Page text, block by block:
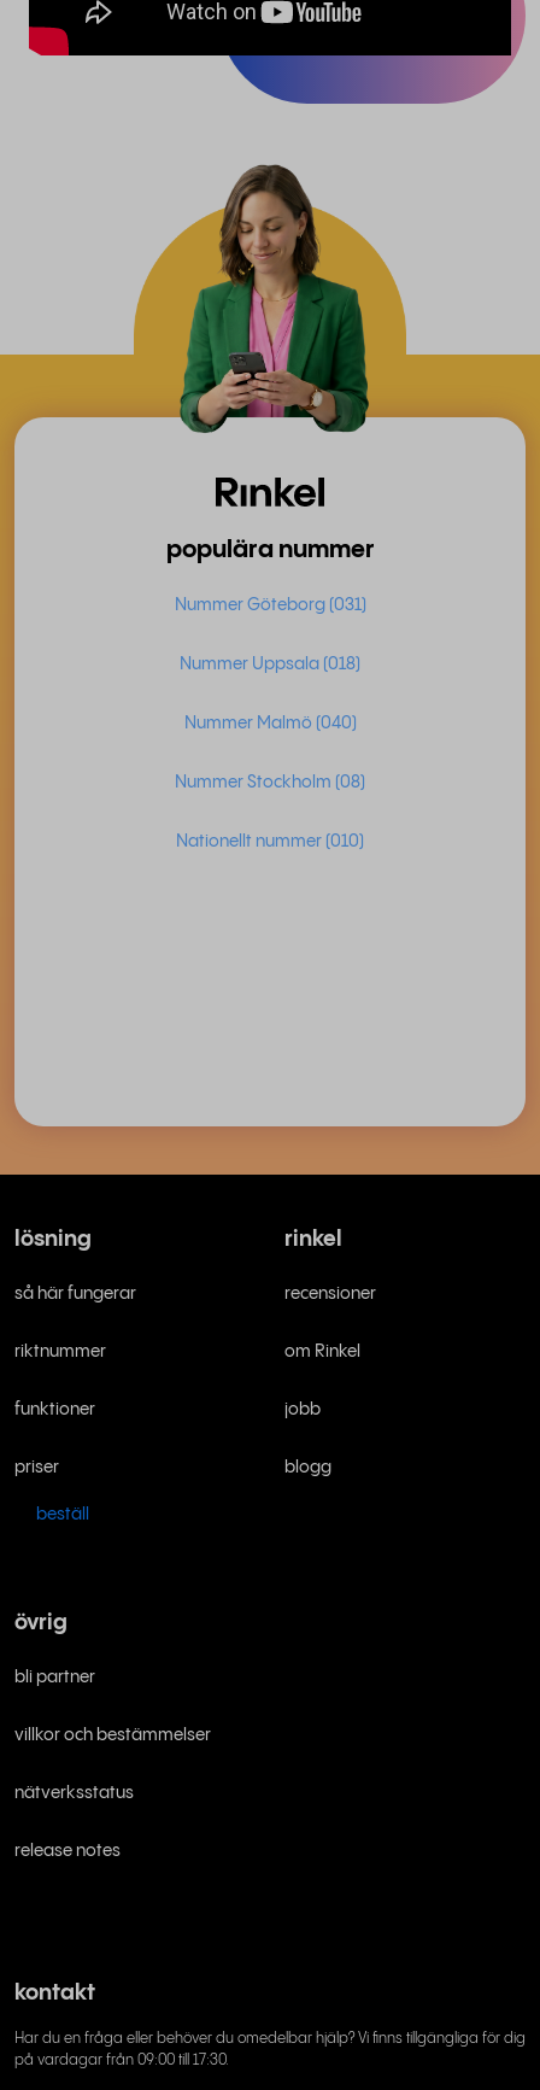
populära nummer
Nummer Göteborg (031)
Nummer Uppsala (018)
Nummer Malmö (040)
Nummer Stockholm (08)
Nationellt nummer (010)
lösning
så här fungerar
riktnummer
funktioner
priser
beställ
rinkel
recensioner
om Rinkel
jobb
blogg
övrig
bli partner
villkor och bestämmelser
nätverksstatus
release notes
kontakt
Har du en fråga eller behöver du omedelbar hjälp? Vi finns tillgängliga för dig
på vardagar från 09:00 till 17:30.